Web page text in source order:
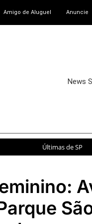
Amigo de Aluguel Anuncie
News
Últimas de SP